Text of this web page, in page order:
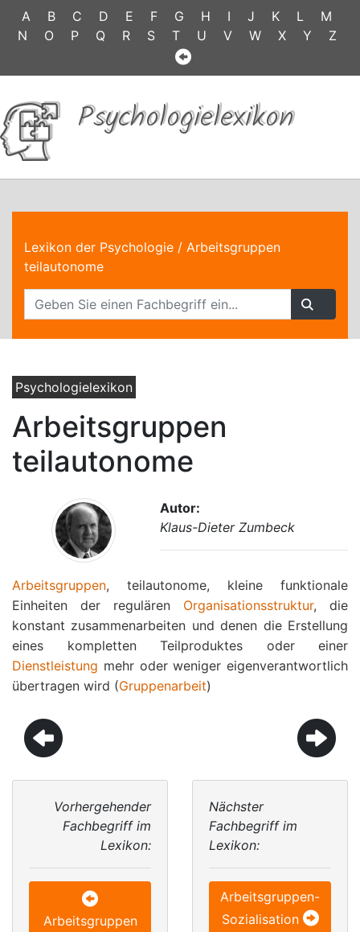
A B C D E F G H I J K L
M
N
O P Q R S T U V W X Y Z
Psychologielexikon
Lexikon der Psychologie / Arbeitsgruppen
teilautonome
Psychologielexikon
Arbeitsgruppen
teilautonome
Autor:
Klaus-Dieter Zumbeck
Arbeitsgruppen, teilautonome, kleine funktionale
Einheiten der regulären Organisationsstruktur, die
konstant zusammenarbeiten und denen die Erstellung
eines kompletten Teilproduktes oder einer
Dienstleistung mehr oder weniger eigenverantwortlich
übertragen wird (Gruppenarbeit)
Vorhergehender
Fachbegriff im
Lexikon:
Arbeitsgruppen
Nächster
Fachbegriff im
Lexikon:
Arbeitsgruppen-
Sozialisation